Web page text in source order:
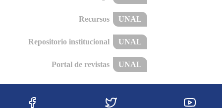
Recursos UNAL
Repositorio institucional UNAL
Portal de revistas UNAL